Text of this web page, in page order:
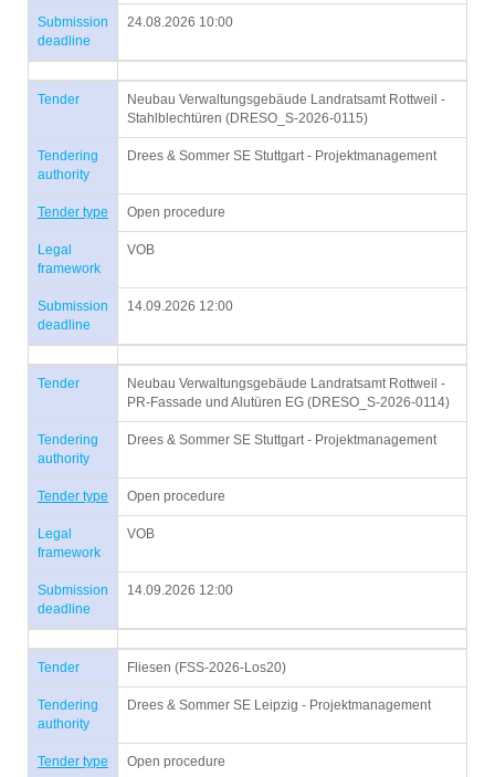
Submission
deadline
24.08.2026 10:00
Tender
Neubau Verwaltungsgebäude Landratsamt Rottweil -
Stahlblechtüren (DRESO_S-2026-0115)
Tendering
authority
Drees & Sommer SE Stuttgart - Projektmanagement
Tender type Open procedure
Legal
framework
VOB
Submission
deadline
14.09.2026 12:00
Tender
Neubau Verwaltungsgebäude Landratsamt Rottweil -
PR-Fassade und Alutüren EG (DRESO_S-2026-0114)
Tendering
authority
Drees & Sommer SE Stuttgart - Projektmanagement
Tender type Open procedure
Legal
framework
VOB
Submission
deadline
14.09.2026 12:00
Tender Fliesen (FSS-2026-Los20)
Tendering
authority
Drees & Sommer SE Leipzig - Projektmanagement
Tender type Open procedure